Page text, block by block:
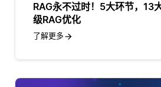
RAG永不过时！5大环节，13
级RAG优化
了解更多